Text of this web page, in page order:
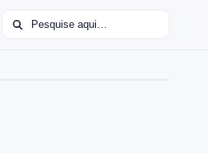
Buscar por: